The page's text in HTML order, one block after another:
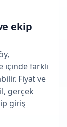
ekip
içinde farklı
Fiyat ve
gerçek
giriş